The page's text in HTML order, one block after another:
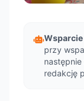
Wsparcie
przy
redakcję